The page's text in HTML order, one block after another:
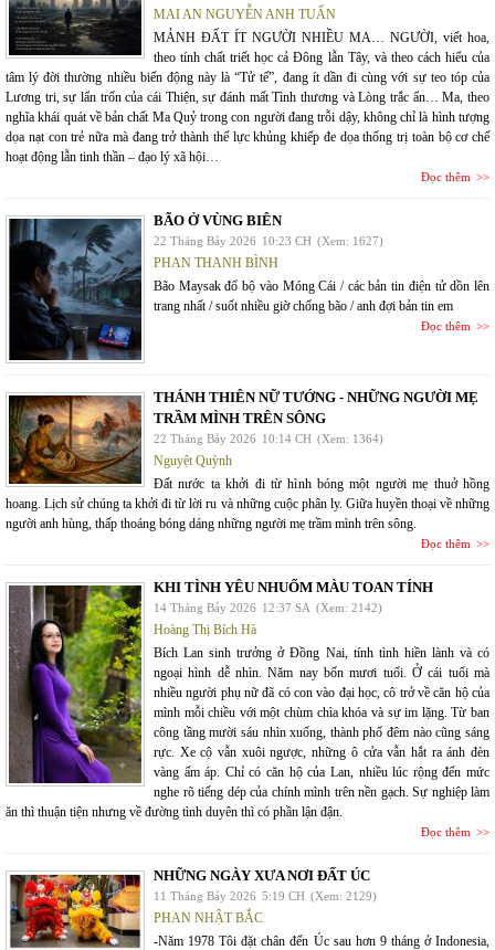
MAI AN NGUYỄN ANH TUẤN
MẢNH ĐẤT ÍT NGƯỜI NHIỀU MA… NGƯỜI, viết hoa,
theo tính chất triết học cả Đông lẫn Tây, và theo cách hiểu của
tâm lý đời thường nhiều biến động này là “Tử tế”, đang ít dần đi cùng với sự teo tóp của
Lương tri, sự lẩn trốn của cái Thiện, sự đánh mất Tình thương và Lòng trắc ẩn… Ma, theo
nghĩa khái quát về bản chất Ma Quỷ trong con người đang trỗi dậy, không chỉ là hình tượng
dọa nạt con trẻ nữa mà đang trở thành thế lực khủng khiếp đe dọa thống trị toàn bộ cơ chế
hoạt động lẫn tinh thần – đạo lý xã hội…
Đọc thêm
BÃO Ở VÙNG BIÊN
22 Tháng Bảy 2026 10:23 CH (Xem: 1627)
PHAN THANH BÌNH
Bão Maysak đổ bộ vào Móng Cái / các bản tin điện tử dồn lên
trang nhất / suốt nhiều giờ chống bão / anh đợi bản tin em
Đọc thêm
THÁNH THIÊN NỮ TƯỚNG - NHỮNG NGƯỜI MẸ
TRẦM MÌNH TRÊN SÔNG
22 Tháng Bảy 2026 10:14 CH (Xem: 1364)
Nguyệt Quỳnh
Đất nước ta khởi đi từ hình bóng một người mẹ thuở hồng
hoang. Lịch sử chúng ta khởi đi từ lời ru và những cuộc phân ly. Giữa huyền thoại về những
người anh hùng, thấp thoáng bóng dáng những người mẹ trầm mình trên sông.
Đọc thêm
KHI TÌNH YÊU NHUỐM MÀU TOAN TÍNH
14 Tháng Bảy 2026 12:37 SA (Xem: 2142)
Hoàng Thị Bích Hà
Bích Lan sinh trưởng ở Đồng Nai, tính tình hiền lành và có
ngoại hình dễ nhìn. Năm nay bốn mươi tuổi. Ở cái tuổi mà
nhiều người phụ nữ đã có con vào đại học, cô trở về căn hộ của
mình mỗi chiều với một chùm chìa khóa và sự im lặng. Từ ban
công tầng mười sáu nhìn xuống, thành phố đêm nào cũng sáng
rực. Xe cộ vẫn xuôi ngược, những ô cửa vẫn hắt ra ánh đèn
vàng ấm áp. Chỉ có căn hộ của Lan, nhiều lúc rộng đến mức
nghe rõ tiếng dép của chính mình trên nền gạch. Sự nghiệp làm
ăn thì thuận tiện nhưng về đường tình duyên thì có phần lận đận.
Đọc thêm
NHỮNG NGÀY XƯA NƠI ĐẤT ÚC
11 Tháng Bảy 2026 5:19 CH (Xem: 2129)
PHAN NHẬT BẮC
-Năm 1978 Tôi đặt chân đến Úc sau hơn 9 tháng ở Indonesia,